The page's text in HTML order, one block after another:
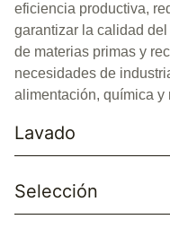
eficiencia productiva,
garantizar la calidad
de materias primas y
necesidades de
alimentación, química y
Lavado
Selección